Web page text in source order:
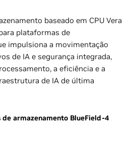
baseado em CPU Vera
plataformas de
impulsiona a movimentação
de IA e segurança integrada,
a eficiência e a
de IA de última
de armazenamento BlueField-4